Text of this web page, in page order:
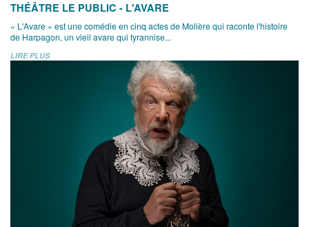
THÉÂTRE LE PUBLIC - L'AVARE
« L'Avare » est une comédie en cinq actes de Molière qui raconte l'histoire
de Harpagon, un vieil avare qui tyrannise...
LIRE PLUS